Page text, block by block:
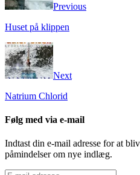
Previous
Huset på klippen
Next
Natrium Chlorid
Følg med via e-mail
Indtast din e-mail adresse for at
påmindelser om nye indlæg.